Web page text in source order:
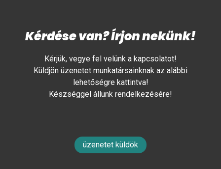
Kérdése van? Írjon nekünk!
Kérjük, vegye fel velünk a kapcsolatot!
Küldjön üzenetet munkatársainknak az alábbi
lehetőségre kattintva!
Készséggel állunk rendelkezésére!
üzenetet küldök